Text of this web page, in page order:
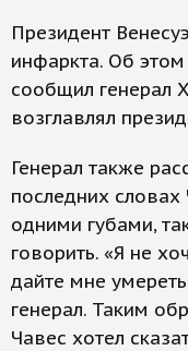
Президент
инфаркта. Об
сообщил генерал
возглавлял
Генерал также
последних
одними губами,
говорить. «Я не
дайте мне
генерал. Таким
Чавес хотел